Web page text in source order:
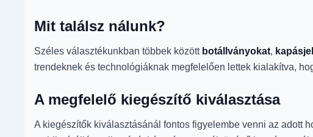
Mit találsz nálunk?
Széles választékunkban többek között botállványokat,
trendeknek és technológiáknak megfelelően lettek kialakítva,
A megfelelő kiegészítő kiválasztása
A kiegészítők kiválasztásánál fontos figyelembe venni az adott